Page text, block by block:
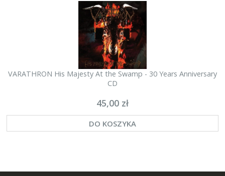
VARATHRON His Majesty At the Swamp - 30 Years Anniversary
CD
45,00 zł
DO KOSZYKA